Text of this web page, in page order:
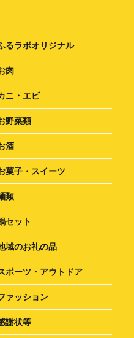
るラボオリジナル
肉
ニ・エビ
野菜類
酒
菓子・スイーツ
類
セット
域のお礼の品
ポーツ・アウトドア
ァッション
謝状等